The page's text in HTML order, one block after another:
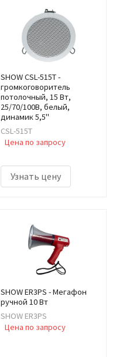
SHOW CSL-515T -
громкоговоритель
потолочный, 15 Вт,
25/70/100В, белый,
динамик 5,5"
CSL-515T
Цена по запросу
Узнать цену
SHOW ER3PS - Мегафон
ручной 10 Вт
SHOW ER3PS
Цена по запросу